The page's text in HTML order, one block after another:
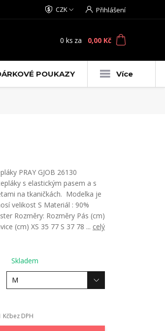
CZK Přihlášení
0 ks za 0,00 Kč
POUKAZY Více
PRAY GJOB 26130
s elastickým pasem a s
na tkaničkách. Modelka je
velikost S Materiál : 90%
Rozměry: Rozměry Pás (cm)
(cm) XS 35 77 S 37 78 ... celý
Skladem
Kčbez DPH